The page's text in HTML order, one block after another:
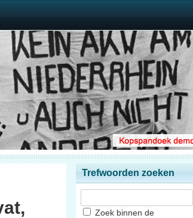
Trefwoorden zoeken
Zoek binnen de